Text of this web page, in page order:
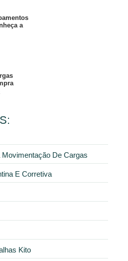
a
De Cargas
E Corretiva
Kito